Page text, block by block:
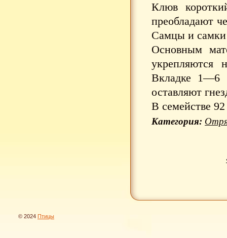
Клюв
преобладают
Самцы и самки
Основным
укрепляются
Вкладке 1—6
оставляют
В семействе
Категория:
© 2024 Птицы